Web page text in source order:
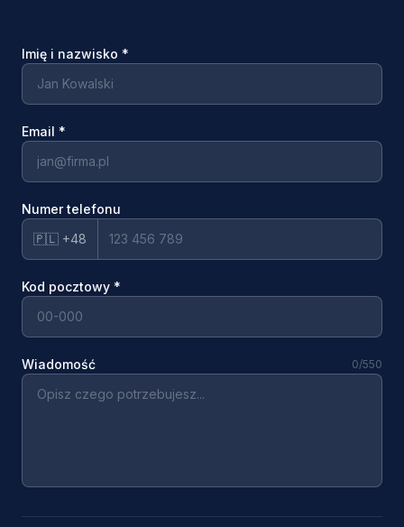
Imię i nazwisko *
Email *
Numer telefonu
🇵🇱 +48
Kod pocztowy *
Wiadomość 0/550